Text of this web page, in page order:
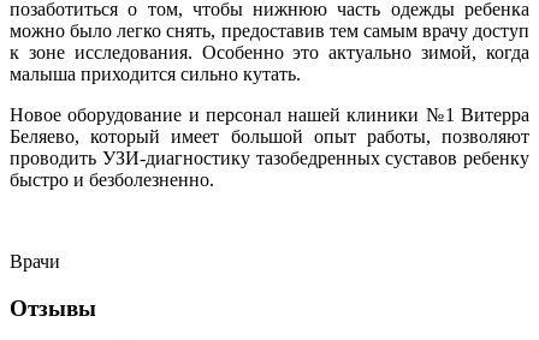
позаботиться о том, чтобы нижнюю часть одежды ребенка
можно было легко снять, предоставив тем самым врачу доступ
к зоне исследования. Особенно это актуально зимой, когда
малыша приходится сильно кутать.
Новое оборудование и персонал нашей клиники №1 Витерра
Беляево, который имеет большой опыт работы, позволяют
проводить УЗИ-диагностику тазобедренных суставов ребенку
быстро и безболезненно.
Врачи
Отзывы